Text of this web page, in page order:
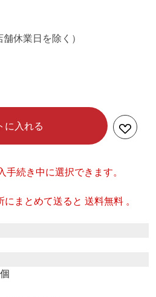
休業日を除く）
に入れる
手続き中に選択できます。
まとめて送ると 送料無料 。